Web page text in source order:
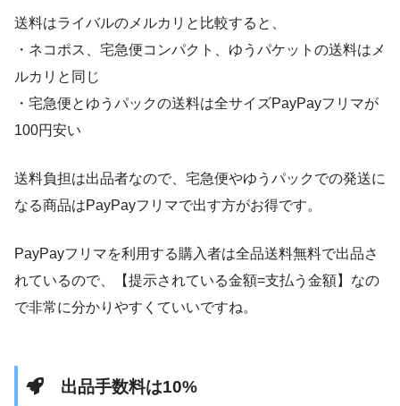
送料はライバルのメルカリと比較すると、
・ネコポス、宅急便コンパクト、ゆうパケットの送料はメ
ルカリと同じ
・宅急便とゆうパックの送料は全サイズPayPayフリマが
100円安い
送料負担は出品者なので、宅急便やゆうパックでの発送に
なる商品はPayPayフリマで出す方がお得です。
PayPayフリマを利用する購入者は全品送料無料で出品さ
れているので、【提示されている金額=支払う金額】なの
で非常に分かりやすくていいですね。
出品手数料は10%